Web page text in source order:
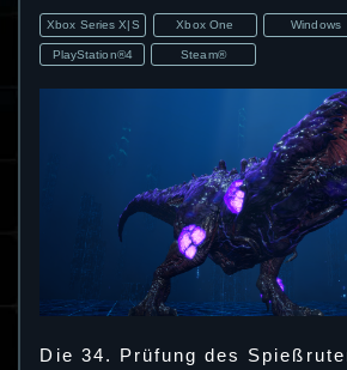
Xbox Series X|S Xbox One Windows
PlayStation®4 Steam®
Die 34. Prüfung des